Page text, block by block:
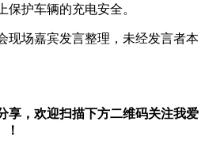
保护车辆的充电安全。
现场嘉宾发言整理，未经发言者本
享，欢迎扫描下方二维码关注我爱